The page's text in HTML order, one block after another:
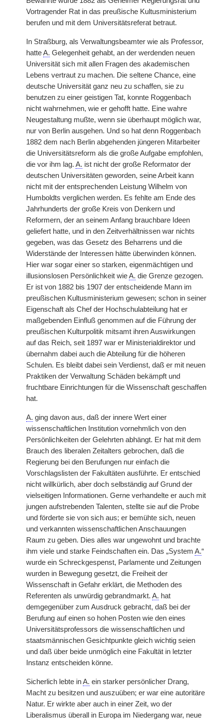
Vortragender Rat in das preußische Kultusministerium
berufen und mit dem Universitätsreferat betraut.
In Straßburg, als Verwaltungsbeamter wie als Professor,
hatteA. Gelegenheit gehabt, an der werdenden neuen
Universität sich mit allen Fragen des akademischen
Lebens vertraut zu machen. Die seltene Chance, eine
deutsche Universität ganz neu zu schaffen, sie zu
benutzen zu einer geistigen Tat, konnte Roggenbach
nicht wahrnehmen, wie er gehofft hatte. Eine wahre
Neugestaltung mußte, wenn sie überhaupt möglich war,
nur von Berlin ausgehen. Und so hat denn Roggenbach
1882 dem nach Berlin abgehenden jüngeren Mitarbeiter
die Universitätsreform als die große Aufgabe empfohlen,
die vor ihm lag. A. ist nicht der große Reformator der
deutschen Universitäten geworden, seine Arbeit kann
nicht mit der entsprechenden Leistung Wilhelm von
Humboldts verglichen werden. Es fehlte am Ende des
Jahrhunderts der große Kreis von Denkern und
Reformern, der an seinem Anfang brauchbare Ideen
geliefert hatte, und in den Zeitverhältnissen war nichts
gegeben, was das Gesetz des Beharrens und die
Widerstände der Interessen hätte überwinden können.
Hier war sogar einer so starken, eigenmächtigen und
illusionslosen Persönlichkeit wieA. die Grenze gezogen.
Er ist von 1882 bis 1907 der entscheidende Mann im
preußischen Kultusministerium gewesen; schon in seiner
Eigenschaft als Chef der Hochschulabteilung hat er
maßgebenden Einfluß genommen auf die Führung der
preußischen Kulturpolitik mitsamt ihren Auswirkungen
auf das Reich, seit 1897 war er Ministerialdirektor und
übernahm dabei auch die Abteilung für die höheren
Schulen. Es bleibt dabei sein Verdienst, daß er mit neuen
Praktiken der Verwaltung Schäden bekämpft und
fruchtbare Einrichtungen für die Wissenschaft geschaffen
hat.
A. ging davon aus, daß der innere Wert einer
wissenschaftlichen Institution vornehmlich von den
Persönlichkeiten der Gelehrten abhängt. Er hat mit dem
Brauch des liberalen Zeitalters gebrochen, daß die
Regierung bei den Berufungen nur einfach die
Vorschlagslisten der Fakultäten ausführte. Er entschied
nicht willkürlich, aber doch selbständig auf Grund der
vielseitigen Informationen. Gerne verhandelte er auch mit
jungen aufstrebenden Talenten, stellte sie auf die Probe
und förderte sie von sich aus; er bemühte sich, neuen
und verkannten wissenschaftlichen Anschauungen
Raum zu geben. Dies alles war ungewohnt und brachte
ihm viele und starke Feindschaften ein. Das „System A.“
wurde ein Schreckgespenst, Parlamente und Zeitungen
wurden in Bewegung gesetzt, die Freiheit der
Wissenschaft in Gefahr erklärt, die Methoden des
Referenten als unwürdig gebrandmarkt. A. hat
demgegenüber zum Ausdruck gebracht, daß bei der
Berufung auf|einen so hohen Posten wie den eines
Universitätsprofessors die wissenschaftlichen und
staatsmännischen Gesichtpunkte gleich wichtig seien
und daß über beide unmöglich eine Fakultät in letzter
Instanz entscheiden könne.
Sicherlich lebte inA. ein starker persönlicher Drang,
Macht zu besitzen und auszuüben; er war eine autoritäre
Natur. Er wirkte aber auch in einer Zeit, wo der
Liberalismus überall in Europa im Niedergang war, neue